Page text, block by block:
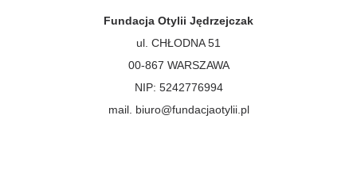
Fundacja Otylii Jędrzejczak
ul. CHŁODNA 51
00-867 WARSZAWA
NIP: 5242776994
mail. biuro@fundacjaotylii.pl